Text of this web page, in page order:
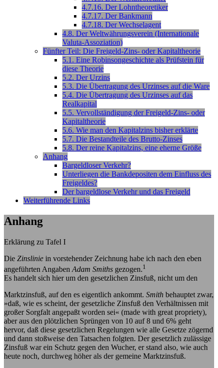
4.7.16. Der Lohntheoretiker
4.7.17. Der Bankmann
4.7.18. Der Wechselagent
4.8. Der Weltwährungsverein (Internationale
Valuta-Assoziation)
Fünfter Teil: Die Freigeld-Zins- oder Kapitaltheorie
5.1. Eine Robinsongeschichte als Prüfstein für
diese Theorie
5.2. Der Urzins
5.3. Die Übertragung des Urzinses auf die Ware
5.4. Die Übertragung des Urzinses auf das
Realkapital
5.5. Vervollständigung der Freigeld-Zins- oder
Kapitaltheorie
5.6. Wie man den Kapitalzins bisher erklärte
5.7. Die Bestandteile des Brutto-Zinses
5.8. Der reine Kapitalzins, eine eherne Größe
Anhang
Bargeldloser Verkehr?
Unterliegen die Bankdepositen dem Einfluss des
Freigeldes?
Der bargeldlose Verkehr und das Freigeld
Weiterführende Links
Anhang
Erklärung zu Tafel I
Die Zinslinie in vorstehender Zeichnung habe ich nach den eben
angeführten Angaben Adam Smiths gezogen.1
Es handelt sich hier um den gesetzlichen Zinsfuß, nicht um den
Marktzinsfuß, auf den es eigentlich ankommt. Smith behauptet zwar,
»daß, wie es scheint, der gesetzliche Zinsfuß den Verhältnissen mit
großer Sorgfalt angepaßt worden sei« (made with great propriety),
aber aus den plötzlichen Sprüngen von 10 auf 8 und 6% geht
hervor, daß diese gesetzlichen Regelungen wie alle Gesetze zögernd
und dann stoßweise den Tatsachen folgten. Der gesetzlich zulässige
Zinsfuß war ein Schutz gegen den Wucher, er stand also, wie auch
heute noch, durchweg höher als der gemeine Marktzinsfuß.